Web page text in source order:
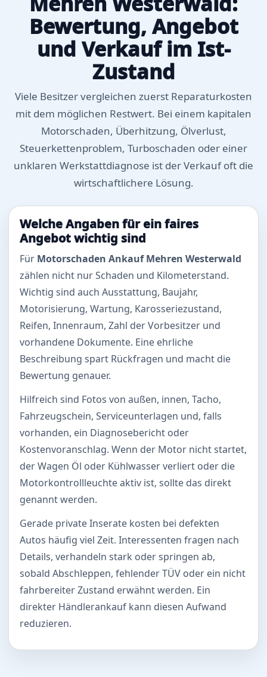
Bewertung, Angebot
und Verkauf im Ist-
Zustand
Viele Besitzer vergleichen zuerst Reparaturkosten
mit dem möglichen Restwert. Bei einem kapitalen
Motorschaden, Überhitzung, Ölverlust,
Steuerkettenproblem, Turboschaden oder einer
unklaren Werkstattdiagnose ist der Verkauf oft die
wirtschaftlichere Lösung.
Welche Angaben für ein faires
Angebot wichtig sind
Für Motorschaden Ankauf Mehren Westerwald
zählen nicht nur Schaden und Kilometerstand.
Wichtig sind auch Ausstattung, Baujahr,
Motorisierung, Wartung, Karosseriezustand,
Reifen, Innenraum, Zahl der Vorbesitzer und
vorhandene Dokumente. Eine ehrliche
Beschreibung spart Rückfragen und macht die
Bewertung genauer.
Hilfreich sind Fotos von außen, innen, Tacho,
Fahrzeugschein, Serviceunterlagen und, falls
vorhanden, ein Diagnosebericht oder
Kostenvoranschlag. Wenn der Motor nicht startet,
der Wagen Öl oder Kühlwasser verliert oder die
Motorkontrollleuchte aktiv ist, sollte das direkt
genannt werden.
Gerade private Inserate kosten bei defekten
Autos häufig viel Zeit. Interessenten fragen nach
Details, verhandeln stark oder springen ab,
sobald Abschleppen, fehlender TÜV oder ein nicht
fahrbereiter Zustand erwähnt werden. Ein
direkter Händlerankauf kann diesen Aufwand
reduzieren.